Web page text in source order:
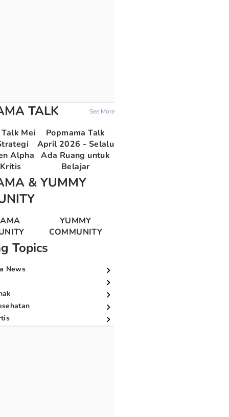
TALK See More
Mei
Alpha
Popmama Talk
April 2026 - Selalu
Ada Ruang untuk
Belajar
& YUMMY
YUMMY
COMMUNITY
Topics
News